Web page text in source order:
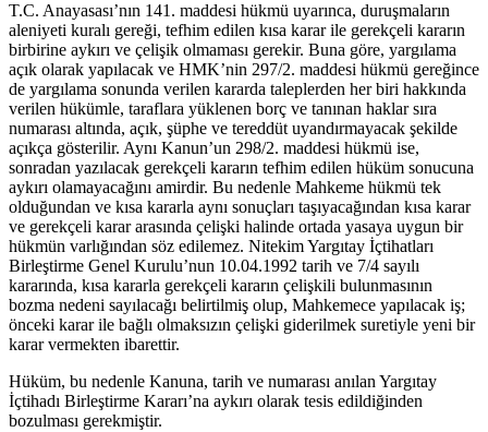
T.C. Anayasası’nın 141. maddesi hükmü uyarınca, duruşmaların
aleniyeti kuralı gereği, tefhim edilen kısa karar ile gerekçeli kararın
birbirine aykırı ve çelişik olmaması gerekir. Buna göre, yargılama
açık olarak yapılacak ve HMK’nin 297/2. maddesi hükmü gereğince
de yargılama sonunda verilen kararda taleplerden her biri hakkında
verilen hükümle, taraflara yüklenen borç ve tanınan haklar sıra
numarası altında, açık, şüphe ve tereddüt uyandırmayacak şekilde
açıkça gösterilir. Aynı Kanun’un 298/2. maddesi hükmü ise,
sonradan yazılacak gerekçeli kararın tefhim edilen hüküm sonucuna
aykırı olamayacağını amirdir. Bu nedenle Mahkeme hükmü tek
olduğundan ve kısa kararla aynı sonuçları taşıyacağından kısa karar
ve gerekçeli karar arasında çelişki halinde ortada yasaya uygun bir
hükmün varlığından söz edilemez. Nitekim Yargıtay İçtihatları
Birleştirme Genel Kurulu’nun 10.04.1992 tarih ve 7/4 sayılı
kararında, kısa kararla gerekçeli kararın çelişkili bulunmasının
bozma nedeni sayılacağı belirtilmiş olup, Mahkemece yapılacak iş;
önceki karar ile bağlı olmaksızın çelişki giderilmek suretiyle yeni bir
karar vermekten ibarettir.
Hüküm, bu nedenle Kanuna, tarih ve numarası anılan Yargıtay
İçtihadı Birleştirme Kararı’na aykırı olarak tesis edildiğinden
bozulması gerekmiştir.